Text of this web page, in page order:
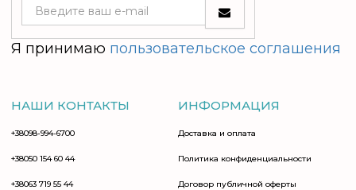
Я принимаю пользовательское соглашения
НАШИ КОНТАКТЫ
+38098-994-6700
+38050 154 60 44
+38063 719 55 44
ИНФОРМАЦИЯ
Доставка и оплата
Политика конфиденциальности
Договор публичной оферты